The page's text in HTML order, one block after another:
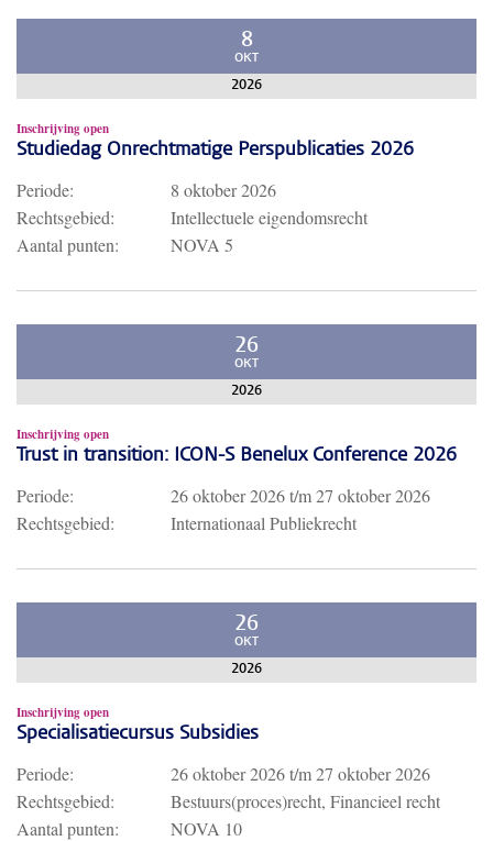
8
OKT
2026
Inschrijving open
Studiedag Onrechtmatige Perspublicaties 2026
Periode:
8 oktober 2026
Rechtsgebied:
Intellectuele eigendomsrecht
Aantal punten:
NOVA 5
26
OKT
2026
Inschrijving open
Trust in transition: ICON-S Benelux Conference 2026
Periode: 26 oktober 2026t/m27 oktober 2026
Rechtsgebied:
Internationaal Publiekrecht
26
OKT
2026
Inschrijving open
Specialisatiecursus Subsidies
Periode: 26 oktober 2026t/m27 oktober 2026
Rechtsgebied:
Bestuurs(proces)recht, Financieel recht
Aantal punten:
NOVA 10